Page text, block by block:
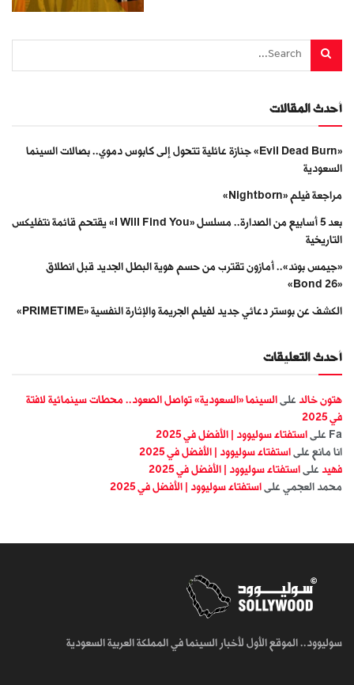
أحدث المقالات
«Evil Dead Burn» جنازة عائلية تتحول إلى كابوس دموي.. بصالات السينما
السعودية
مراجعة فيلم «Nightborn»
بعد 5 أسابيع من الصدارة.. مسلسل «I Will Find You» يقتحم قائمة نتفليكس
التاريخية
«جيمس بوند».. أمازون تقترب من حسم هوية البطل الجديد قبل انطلاق
«Bond 26»
الكشف عن بوستر دعائي جديد لفيلم الجريمة والإثارة النفسية «PRIMETIME»
أحدث التعليقات
هتون خالد على السينما «السعودية» تواصل الصعود.. محطات سينمائية لافتة
في 2025
Fa على استفتاء سوليوود | الأفضل في 2025
انا مانع على استفتاء سوليوود | الأفضل في 2025
فهيد على استفتاء سوليوود | الأفضل في 2025
محمد العجمي على استفتاء سوليوود | الأفضل في 2025
سوليوود.. الموقع الأول لأخبار السينما في المملكة العربية السعودية